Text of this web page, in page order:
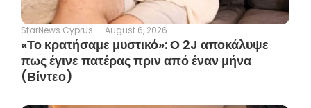
StarNews Cyprus - August 6, 2026 -
«Το κρατήσαμε μυστικό»: Ο 2J αποκάλυψε
πως έγινε πατέρας πριν από έναν μήνα
(Βίντεο)